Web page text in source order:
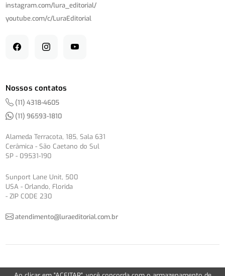
instagram.com/lura_editorial/
youtube.com/c/LuraEditorial
Nossos contatos
(11) 4318-4605
(11) 96593-1810
Alameda Terracota, 185, Sala 631
Cerâmica - São Caetano do Sul
SP - 09531-190
Sunport Lane Unit, 500
USA - Orlando, Florida
- ZIP CODE 230
atendimento@luraeditorial.com.br
© Copyright 2012-2026 -Política de Privacidade